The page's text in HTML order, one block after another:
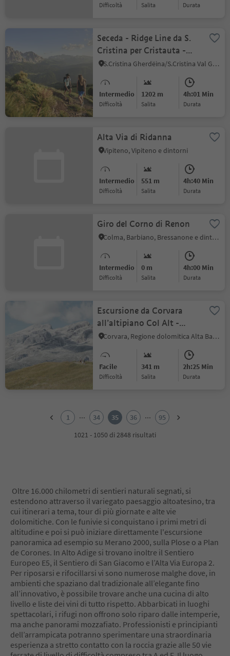
Difficoltà Salita durata
Seceda - Ridge Line da S.
Cristina per Cristauta -
Sëurasas e Pic
S.Cristina Gherdëina/S.Cristina Val Gardena, Santa Cristina Val Gardena, Regione dolomitica Val Gardena
Intermedio
Difficoltà
1202 m
Salita
4h:01 Min
durata
Alta Via di Ridanna
Vipiteno, Vipiteno e dintorni
Intermedio
Difficoltà
551 m
Salita
4h:40 Min
durata
Giro del Corno di Renon
Colma, Barbiano, Bressanone e dintorni
Intermedio
Difficoltà
0 m
Salita
4h:00 Min
durata
Escursione da Corvara
all’altipiano Col Alt -
Pralongiá
Corvara, Regione dolomitica Alta Badia
Facile
Difficoltà
341 m
Salita
2h:25 Min
durata
10
11
12
13
14
15
16
17
18
19
20
21
22
23
24
25
1 ... 34 35 36 ...
95
1021 - 1050 di 2848 risultati
Oltre 16.000 chilometri di sentieri naturali segnati, si
estendono attraverso il variegato paesaggio altoatesino, tra
cui itinerari a tema, tour di più giornate e alte vie
dolomitiche. Con le funivie si conquistano i primi metri di
altitudine e poi si può iniziare direttamente l'escursione
panoramica ad esempio su Merano 2000, sulla Plose o a Plan
de Corones. In Alto Adige si trovano inoltre il Sentiero
Europeo E5, il Sentiero di San Giacomo e l’Alta Via Europa 2.
Per riposarsi e rifocillarsi vi sono numerose malghe dove, in
ambienti che spaziano dal tradizionale all’elegante fino
all’innovativo, è possibile trovare anche una cucina di alto
livello e liste dei vini di tutto rispetto. Abbarbicati in luoghi
spettacolari, i rifugi non offrono solo riparo dalle intemperie,
ma anche panorami mozzafiato. Professionisti e principianti
dell’arrampicata potranno sperimentare una straordinaria
esperienza a stretto contatto con la roccia grazie alle 50 vie